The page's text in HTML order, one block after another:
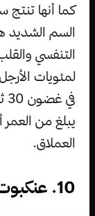
كما أنها تنتج
السم الشديد
التنفسي
يبلغ من
العملاق.
10. عنكبوت سيدني ذو الشبكة القمعية